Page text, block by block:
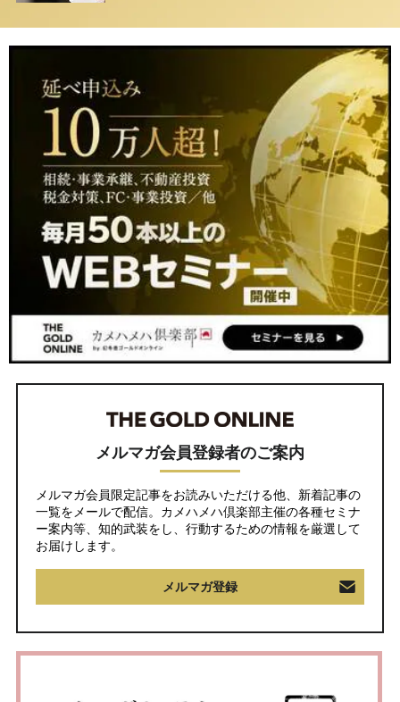
メルマガ会員登録者のご案内
メルマガ会員限定記事をお読みいただける他、新着記事の
一覧をメールで配信。カメハメハ倶楽部主催の各種セミナ
ー案内等、知的武装をし、行動するための情報を厳選して
お届けします。
メルマガ登録